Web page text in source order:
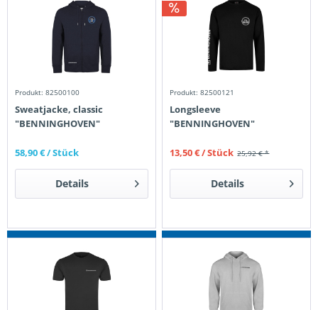
Produkt: 82500100
Sweatjacke, classic
"BENNINGHOVEN"
58,90 €/ Stück
Details
Produkt: 82500121
Longsleeve
"BENNINGHOVEN"
25,92 € *
13,50 €/ Stück
Details